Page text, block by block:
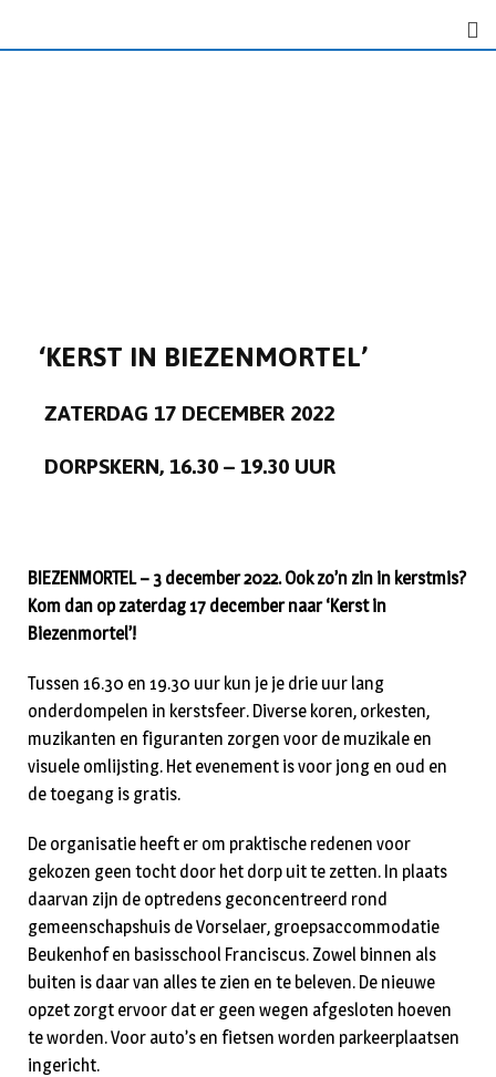
‘KERST IN BIEZENMORTEL’
ZATERDAG 17 DECEMBER 2022
DORPSKERN, 16.30 – 19.30 UUR
BIEZENMORTEL – 3 december 2022. Ook zo’n zin in kerstmis?
Kom dan op zaterdag 17 december naar ‘Kerst in
Biezenmortel’!
Tussen 16.30 en 19.30 uur kun je je drie uur lang
onderdompelen in kerstsfeer. Diverse koren, orkesten,
muzikanten en figuranten zorgen voor de muzikale en
visuele omlijsting. Het evenement is voor jong en oud en
de toegang is gratis.
De organisatie heeft er om praktische redenen voor
gekozen geen tocht door het dorp uit te zetten. In plaats
daarvan zijn de optredens geconcentreerd rond
gemeenschapshuis de Vorselaer, groepsaccommodatie
Beukenhof en basisschool Franciscus. Zowel binnen als
buiten is daar van alles te zien en te beleven. De nieuwe
opzet zorgt ervoor dat er geen wegen afgesloten hoeven
te worden. Voor auto’s en fietsen worden parkeerplaatsen
ingericht.